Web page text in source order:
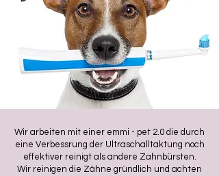
Wir arbeiten mit einer emmi - pet 2.0 die durch
eine Verbessrung der Ultraschalltaktung noch
effektiver reinigt als andere Zahnbürsten.
Wir reinigen die Zähne gründlich und achten